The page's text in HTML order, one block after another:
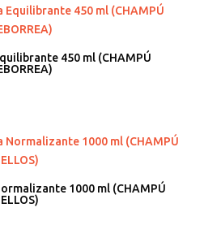
450 ml (CHAMPÚ
1000 ml (CHAMPÚ